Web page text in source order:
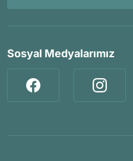
Sosyal Medyalarımız